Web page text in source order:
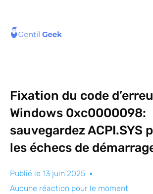
Fixation du code
Windows 0xc0000098:
sauvegardez ACPI.SYS
les échecs de
Publié le 13 juin 2025
Aucune réaction pour le moment